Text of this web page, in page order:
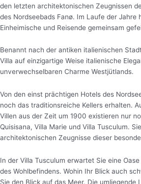
den letzten architektonischen Zeugnissen
des Nordseebads Fanø. Im Laufe der Jahre
Einheimische und Reisende gemeinsam
Benannt nach der antiken italienischen
Villa auf einzigartige Weise italienische
unverwechselbaren Charme Westjütlands.
Von den einst prächtigen Hotels des
noch das traditionsreiche Kellers erhalten.
Villen aus der Zeit um 1900 existieren nur
Quisisana, Villa Marie und Villa Tusculum.
architektonischen Zeugnisse dieser
In der Villa Tusculum erwartet Sie eine
des Wohlbefindens. Wohin Ihr Blick auch
Sie den Blick auf das Meer. Die umliegende